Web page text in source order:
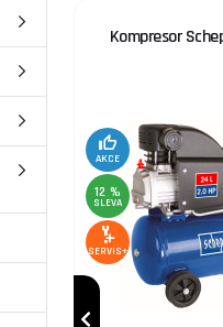
šíře
Kompresor
AKCE
12 %
SLEVA
SERVIS+